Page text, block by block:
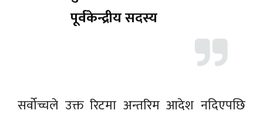
पूर्वकेन्द्रीय सदस्य
सर्वोच्चले उक्त रिटमा अन्तरिम आदेश नदिएपछि